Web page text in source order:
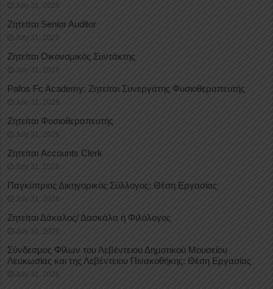
July 31, 2026
Ζητείται Senior Auditor
July 31, 2026
Ζητείται Οικονομικός Συντάκτης
July 31, 2026
Pafos Fc Academy: Ζητείται Συνεργάτης Φυσιοθεραπευτής
July 31, 2026
Ζητείται Φυσιοθεραπευτής
July 31, 2026
Ζητείται Accounts Clerk
July 31, 2026
Παγκύπριος Δικηγορικός Σύλλογος: Θέση Εργασίας
July 31, 2026
Ζητείται Δάκαλος/ Δασκάλα ή Φιλόλογος
July 31, 2026
Σύνδεσμος Φίλων του Λεβέντειου Δημοτικού Μουσείου
Λευκωσίας και της Λεβέντειου Πινακοθήκης: Θέση Εργασίας
July 31, 2026